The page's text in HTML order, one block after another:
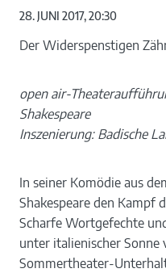
28. JUNI 2017, 20:30
Der Widerspenstigen
open air-
Shakespeare
Inszenierung: Badische
In seiner Komödie aus
Shakespeare den Kampf
Scharfe Wortgefechte
unter italienischer Sonne
Sommertheater-